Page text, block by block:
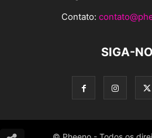
Contato:
SIGA-